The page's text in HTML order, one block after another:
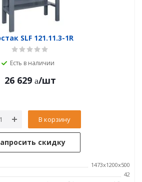
SLF 121.11.3-1R
Есть в наличии
26 629 /шт
В корзину
скидку
1473x1200x500
42